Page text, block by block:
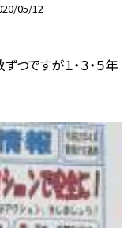
05/12
ですが１・３・５年